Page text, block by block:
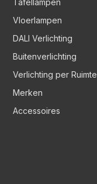
Vloerlampen
DALI Verlichting
Buitenverlichting
Verlichting per Ruimte
Merken
Accessoires